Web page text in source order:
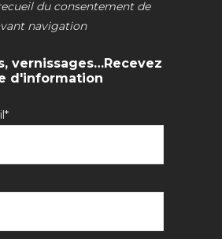
du consentement de
navigation
vernissages…Recevez
d'information